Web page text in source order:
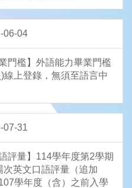
06-04
業門檻】外語能力畢業門檻
線上登錄，無須至語言中
07-31
語評量】114學年度第2學期
次英文口語評量（追加
學年度（含）之前入學